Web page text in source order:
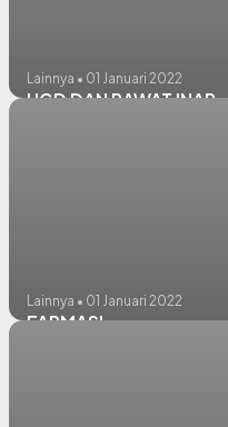
Lainnya • 01 Januari 2022
UGD DAN RAWAT INAP
Lainnya • 01 Januari 2022
FARMASI